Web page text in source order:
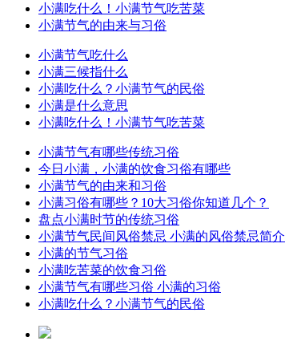
小满吃什么！小满节气吃苦菜
小满节气的由来与习俗
小满节气吃什么
小满三候指什么
小满吃什么？小满节气的民俗
小满是什么意思
小满吃什么！小满节气吃苦菜
小满节气有哪些传统习俗
今日小满，小满的饮食习俗有哪些
小满节气的由来和习俗
小满习俗有哪些？10大习俗你知道几个？
盘点小满时节的传统习俗
小满节气民间风俗禁忌 小满的风俗禁忌简介
小满的节气习俗
小满吃苦菜的饮食习俗
小满节气有哪些习俗 小满的习俗
小满吃什么？小满节气的民俗